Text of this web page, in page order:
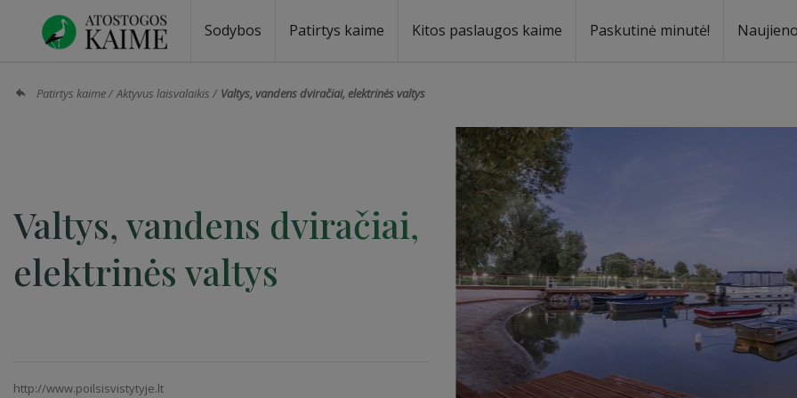
Sodybos Patirtys kaime Kitos paslaugos kaime Paskutinė minutė!
Patirtys kaime Aktyvus laisvalaikis Valtys, vandens dviračiai, elektrinės valtys
Valtys, vandens dviračiai,
elektrinės valtys
http://www.poilsisvistytyje.lt